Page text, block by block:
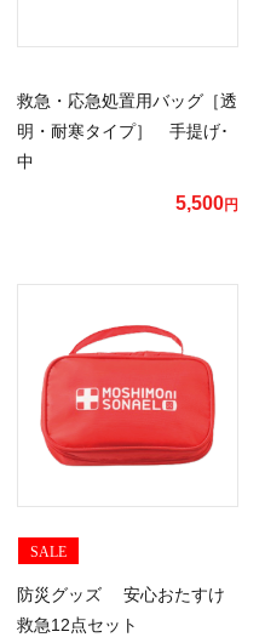
救急・応急処置用バッグ［透
明・耐寒タイプ］ 手提げ･
中
5,500円
SALE
防災グッズ 安心おたすけ
救急12点セット